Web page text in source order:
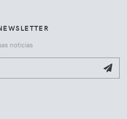
noticias